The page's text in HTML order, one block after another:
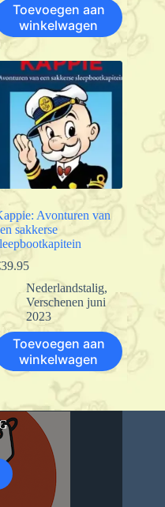
Toevoegen aan
winkelwagen
Avonturen van
sakkerse
39.95
Nederlandstalig,
Verschenen juni
2023
Toevoegen aan
winkelwagen